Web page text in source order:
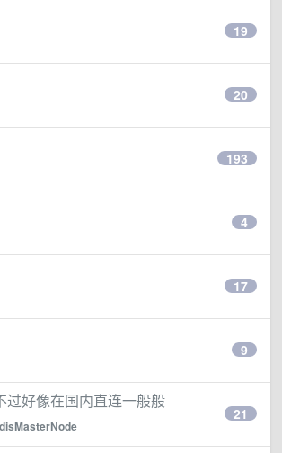
19
20
193
4
17
9
过好像在国内直连一般般
21